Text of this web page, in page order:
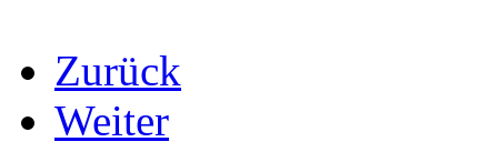
Zurück
Weiter